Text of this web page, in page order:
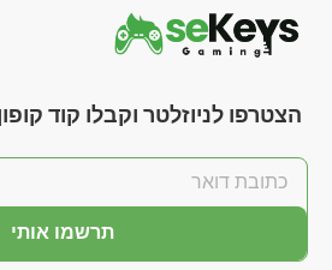
הצטרפו לניוזלטר וקבלו קוד
תרשמו אותי